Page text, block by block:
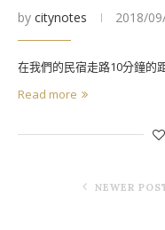
by citynotes 2018/
在我們的民宿走路10分鐘的
Read more
NEWER